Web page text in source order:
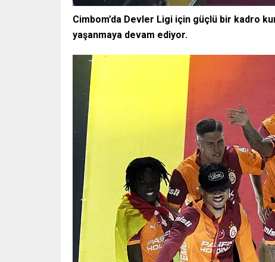
Cimbom’da Devler Ligi için güçlü bir kadro
yaşanmaya devam ediyor.